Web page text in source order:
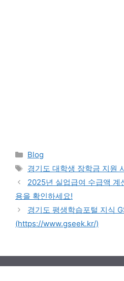
Categories
Blog
Tags
경기도 대학생 장학금 지원
2025년 실업급여 수급액 계
용을 확인하세요!
경기도 평생학습포털 지식
(https://www.gseek.kr/)